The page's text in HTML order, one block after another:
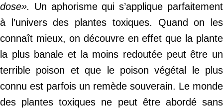
dose». Un aphorisme qui s’applique parfaitement
à l’univers des plantes toxiques. Quand on les
connaît mieux, on découvre en effet que la plante
la plus banale et la moins redoutée peut être un
terrible poison et que le poison végétal le plus
connu est parfois un remède souverain. Le monde
des plantes toxiques ne peut être abordé sans